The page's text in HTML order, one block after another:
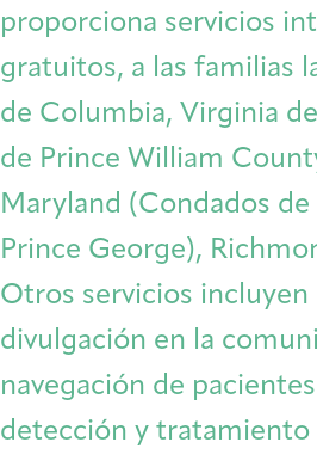
Cancer
Classes &
Joan
Past
proporciona servicios
gratuitos, a las familias
de Columbia, Virginia
de Prince William
Maryland (Condados
Prince George),
Otros servicios incluyen
divulgación en la
navegación de
detección y tratamiento